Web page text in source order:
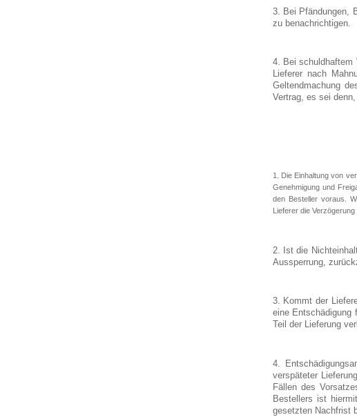
3. Bei Pfändungen,
zu benachrichtigen.
4. Bei schuldhaftem
Lieferer nach
Geltendmachung
Vertrag, es sei
1. Die Einhaltung von
Genehmigung und
den Besteller voraus.
Lieferer die Verzögerung
2. Ist die
Aussperrung,
3. Kommt der
eine
Teil der Lieferung
4.
verspäteter
Fällen des
Bestellers ist
gesetzten Nachfrist